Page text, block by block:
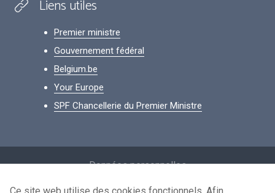
Liens utiles
Premier ministre
Gouvernement fédéral
Belgium.be
Your Europe
SPF Chancellerie du Premier Ministre
Données personnelles
Conditions de réutilisation